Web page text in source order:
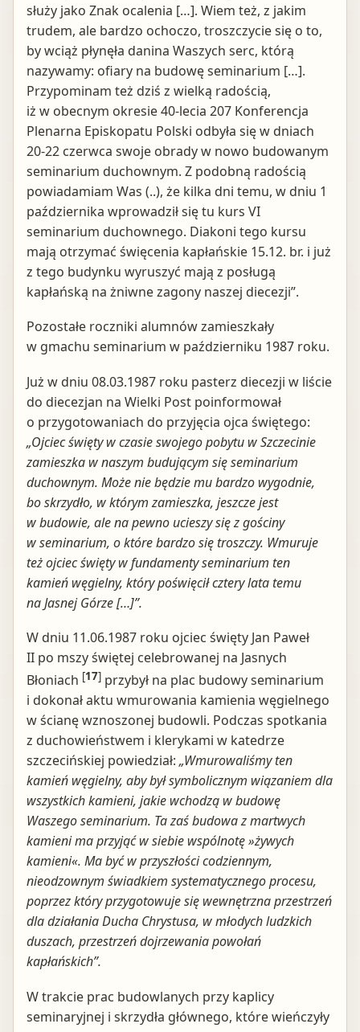
służy jako Znak ocalenia […]. Wiem też, z jakim
trudem, ale bardzo ochoczo, troszczycie się o to,
by wciąż płynęła danina Waszych serc, którą
nazywamy: ofiary na budowę seminarium […].
Przypominam też dziś z wielką radością,
iż w obecnym okresie 40-lecia 207 Konferencja
Plenarna Episkopatu Polski odbyła się w dniach
20-22 czerwca swoje obrady w nowo budowanym
seminarium duchownym. Z podobną radością
powiadamiam Was (..), że kilka dni temu, w dniu 1
października wprowadził się tu kurs VI
seminarium duchownego. Diakoni tego kursu
mają otrzymać święcenia kapłańskie 15.12. br. i już
z tego budynku wyruszyć mają z posługą
kapłańską na żniwne zagony naszej diecezji”.
Pozostałe roczniki alumnów zamieszkały
w gmachu seminarium w październiku 1987 roku.
Już w dniu 08.03.1987 roku pasterz diecezji w liście
do diecezjan na Wielki Post poinformował
o przygotowaniach do przyjęcia ojca świętego:
„Ojciec święty w czasie swojego pobytu w Szczecinie
zamieszka w naszym budującym się seminarium
duchownym. Może nie będzie mu bardzo wygodnie,
bo skrzydło, w którym zamieszka, jeszcze jest
w budowie, ale na pewno ucieszy się z gościny
w seminarium, o które bardzo się troszczy. Wmuruje
też ojciec święty w fundamenty seminarium ten
kamień węgielny, który poświęcił cztery lata temu
na Jasnej Górze […]”.
W dniu 11.06.1987 roku ojciec święty Jan Paweł
II po mszy świętej celebrowanej na Jasnych
Błoniach [17] przybył na plac budowy seminarium
i dokonał aktu wmurowania kamienia węgielnego
w ścianę wznoszonej budowli. Podczas spotkania
z duchowieństwem i klerykami w katedrze
szczecińskiej powiedział:„Wmurowaliśmy ten
kamień węgielny, aby był symbolicznym wiązaniem dla
wszystkich kamieni, jakie wchodzą w budowę
Waszego seminarium. Ta zaś budowa z martwych
kamieni ma przyjąć w siebie wspólnotę »żywych
kamieni«. Ma być w przyszłości codziennym,
nieodzownym świadkiem systematycznego procesu,
poprzez który przygotowuje się wewnętrzna przestrzeń
dla działania Ducha Chrystusa, w młodych ludzkich
duszach, przestrzeń dojrzewania powołań
kapłańskich”.
W trakcie prac budowlanych przy kaplicy
seminaryjnej i skrzydła głównego, które wieńczyły